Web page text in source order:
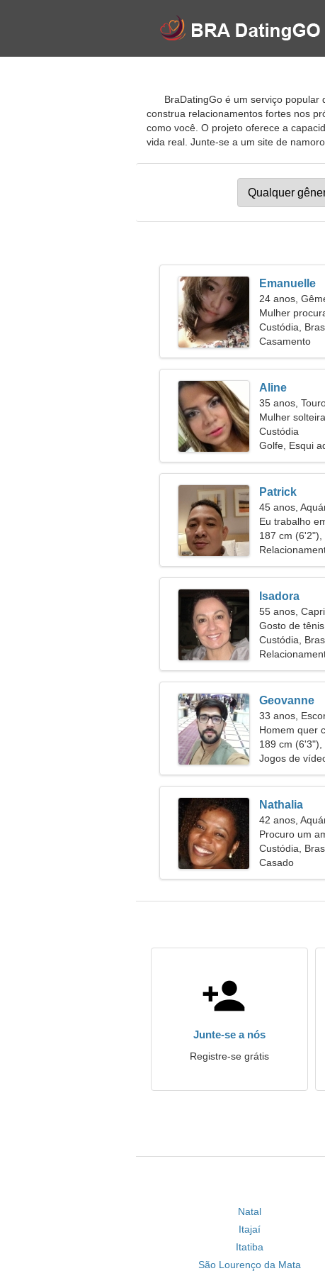
BraDatingGo é um serviço
construa relacionamentos fortes nos
como você. O projeto oferece a
vida real. Junte-se a um site de
Emanuelle
24 anos,
Mulher
Custódia,
Casamento
Aline
35 anos,
Mulher
Custódia
Golfe, Esqui
Patrick
45 anos,
Eu trabalho
mulher legal
187 cm
Isadora
55 anos,
Gosto de
Custódia,
Geovanne
33 anos,
Homem quer
189 cm
Jogos de
Nathalia
42 anos,
Procuro um
juntos
Custódia,
Casado
Junte-se a nós
Registre-se grátis
Natal
Itajaí
Itatiba
São Lourenço da Mata